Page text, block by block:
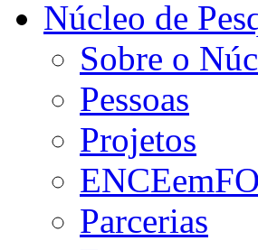
Núcleo de
Sobre o
Pessoas
Projetos
Parcerias